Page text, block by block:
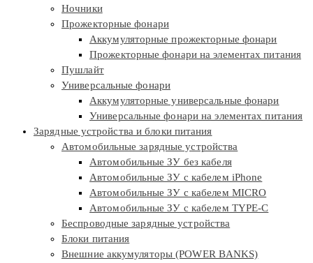
Ночники
Прожекторные фонари
Аккумуляторные прожекторные фонари
Прожекторные фонари на элементах питания
Пушлайт
Универсальные фонари
Аккумуляторные универсальные фонари
Универсальные фонари на элементах питания
Зарядные устройства и блоки питания
Автомобильные зарядные устройства
Автомобильные ЗУ без кабеля
Автомобильные ЗУ с кабелем iPhone
Автомобильные ЗУ с кабелем MICRO
Автомобильные ЗУ с кабелем TYPE-C
Беспроводные зарядные устройства
Блоки питания
Внешние аккумуляторы (POWER BANKS)